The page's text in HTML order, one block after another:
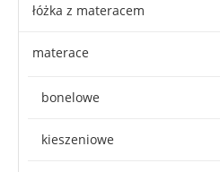
łóżka z materacem
materace
bonelowe
kieszeniowe